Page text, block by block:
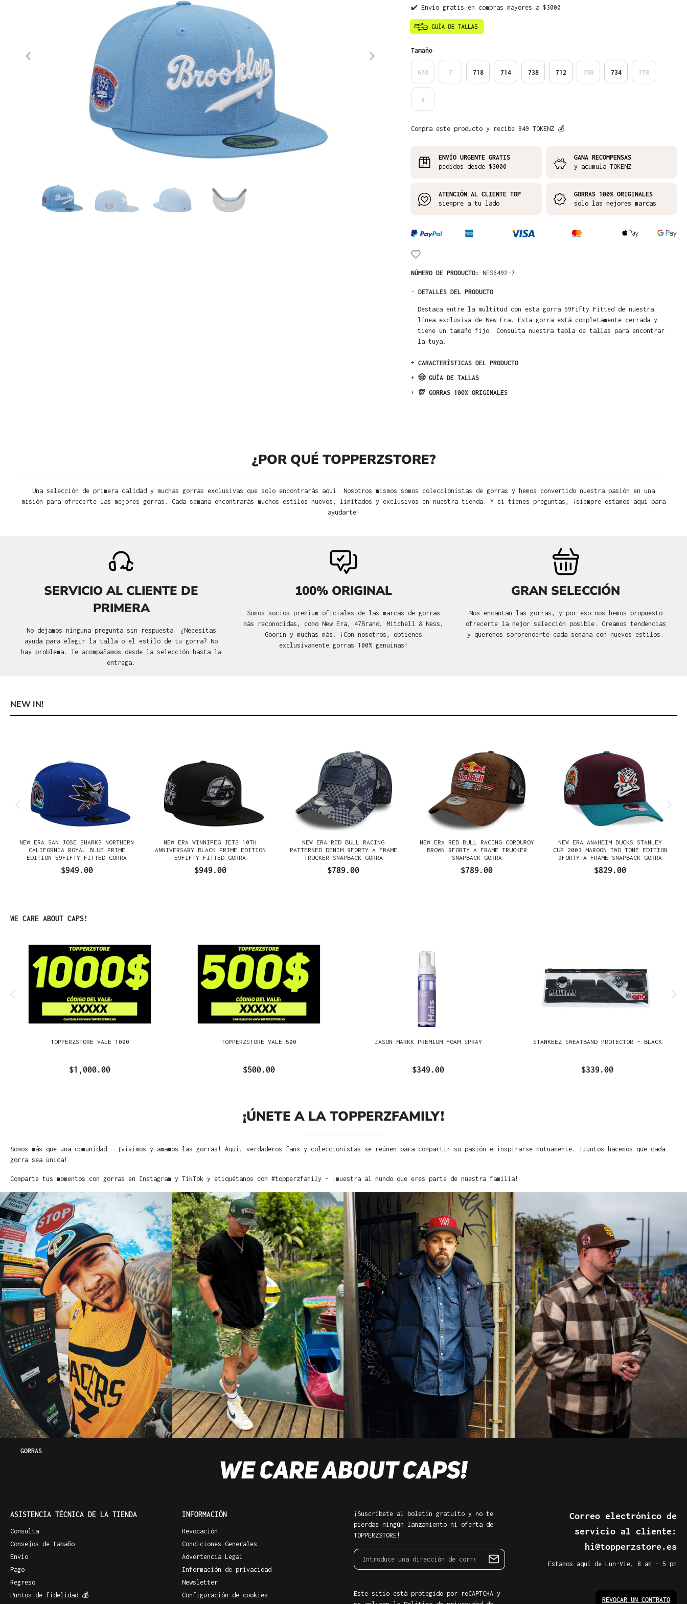
✔️ Envío gratis en compras mayores a $3000
Seleccione
Tamaño
678 7 718 714 738 712 758 734 778
8
Compra este producto y recibe 949 TOKENZ 💰
ENVÍO URGENTE GRATIS
pedidos desde $3000
GANA RECOMPENSAS
y acumula TOKENZ
ATENCIÓN AL CLIENTE TOP
siempre a tu lado
GORRAS 100% ORIGINALES
solo las mejores marcas
NÚMERO DE PRODUCTO: NES6492-7
- DETALLES DEL PRODUCTO
Destaca entre la multitud con esta gorra 59Fifty Fitted de nuestra
línea exclusiva de New Era. Esta gorra está completamente cerrada y
tiene un tamaño fijo. Consulta nuestra tabla de tallas para encontrar
la tuya.
+ CARACTERÍSTICAS DEL PRODUCTO
+ 🤠 GUÍA DE TALLAS
+ 💯 GORRAS 100% ORIGINALES
¿POR QUÉ TOPPERZSTORE?
Una selección de primera calidad y muchas gorras exclusivas que solo encontrarás aquí. Nosotros mismos somos coleccionistas de gorras y hemos convertido nuestra pasión en una
misión para ofrecerte las mejores gorras. Cada semana encontrarás muchos estilos nuevos, limitados y exclusivos en nuestra tienda. Y si tienes preguntas, ¡siempre estamos aquí para
ayudarte!
SERVICIO AL CLIENTE DE
PRIMERA
No dejamos ninguna pregunta sin respuesta. ¿Necesitas
ayuda para elegir la talla o el estilo de tu gorra? No
hay problema. Te acompañamos desde la selección hasta la
entrega.
100% ORIGINAL
Somos socios premium oficiales de las marcas de gorras
más reconocidas, como New Era, 47Brand, Mitchell & Ness,
Goorin y muchas más. ¡Con nosotros, obtienes
exclusivamente gorras 100% genuinas!
GRAN SELECCIÓN
Nos encantan las gorras, y por eso nos hemos propuesto
ofrecerte la mejor selección posible. Creamos tendencias
y queremos sorprenderte cada semana con nuevos estilos.
NEW IN!
NEW ERA SAN JOSE SHARKS NORTHERN
CALIFORNIA ROYAL BLUE PRIME
EDITION 59FIFTY FITTED GORRA
$949.00
NEW ERA WINNIPEG JETS 10TH
ANNIVERSARY BLACK PRIME EDITION
59FIFTY FITTED GORRA
$949.00
NEW ERA RED BULL RACING
PATTERNED DENIM 9FORTY A FRAME
TRUCKER SNAPBACK GORRA
$789.00
NEW ERA RED BULL RACING CORDUROY
BROWN 9FORTY A FRAME TRUCKER
SNAPBACK GORRA
$789.00
NEW ERA ANAHEIM DUCKS STANLEY
CUP 2003 MAROON TWO TONE EDITION
9FORTY A FRAME SNAPBACK GORRA
$829.00
Omitir la galería de productos
WE CARE ABOUT CAPS!
TOPPERZSTORE VALE 1000
$1,000.00
TOPPERZSTORE VALE 500
$500.00
JASON MARKK PREMIUM FOAM SPRAY
$349.00
STANKEEZ SWEATBAND PROTECTOR - BLACK
$339.00
¡ÚNETE A LA TOPPERZFAMILY!
Somos más que una comunidad – ¡vivimos y amamos las gorras! Aquí, verdaderos fans y coleccionistas se reúnen para compartir su pasión e inspirarse mutuamente. ¡Juntos hacemos que cada
gorra sea única!
Comparte tus momentos con gorras en Instagram y TikTok y etiquétanos con #topperzfamily – ¡muestra al mundo que eres parte de nuestra familia!
GORRAS
ASISTENCIA TÉCNICA DE LA TIENDA
Consulta
Consejos de tamaño
Envío
Pago
Regreso
Puntos de fidelidad 💰
INFORMACIÓN
Revocación
Condiciones Generales
Advertencia Legal
Información de privacidad
Newsletter
Configuración de cookies
¡Suscríbete al boletín gratuito y no te
pierdas ningún lanzamiento ni oferta de
TOPPERZSTORE!
Este sitio está protegido por reCAPTCHA y
Correo electrónico de
servicio al cliente:
hi@topperzstore.es
Estamos aquí de Lun-Vie, 8 am - 5 pm
REVOCAR UN CONTRATO